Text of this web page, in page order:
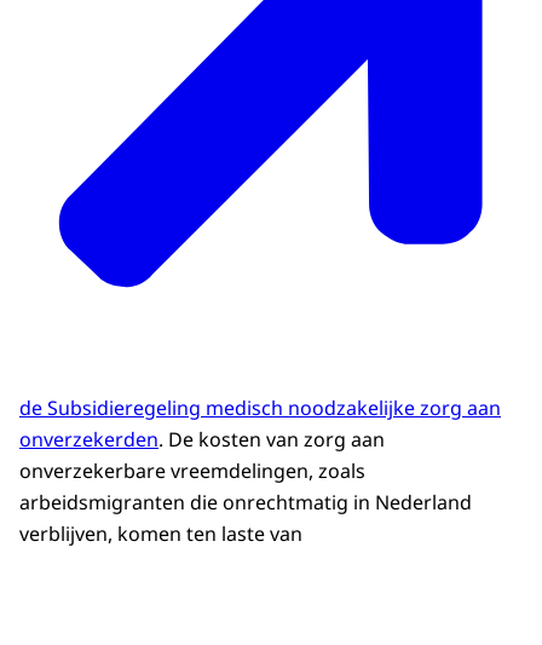
de Subsidieregeling medisch noodzakelijke zorg aan
onverzekerden. De kosten van zorg aan
onverzekerbare vreemdelingen, zoals
arbeidsmigranten die onrechtmatig in Nederland
verblijven, komen ten laste van